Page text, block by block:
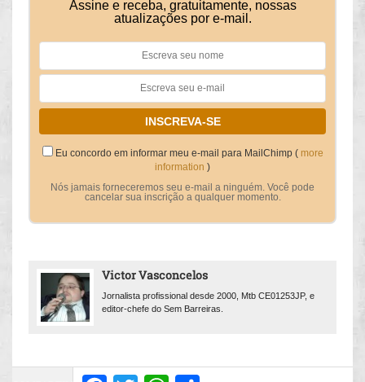
Assine e receba, gratuitamente, nossas
atualizações por e-mail.
Eu concordo em informar meu e-mail para MailChimp ( more
information )
Nós jamais forneceremos seu e-mail a ninguém. Você pode
cancelar sua inscrição a qualquer momento.
Victor Vasconcelos
Jornalista profissional desde 2000, Mtb CE01253JP, e
editor-chefe do Sem Barreiras.